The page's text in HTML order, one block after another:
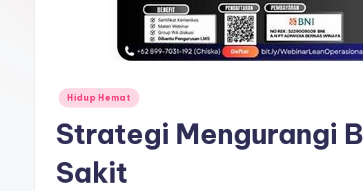
Posted
Hidup Hemat
Strategi Mengurangi
Sakit